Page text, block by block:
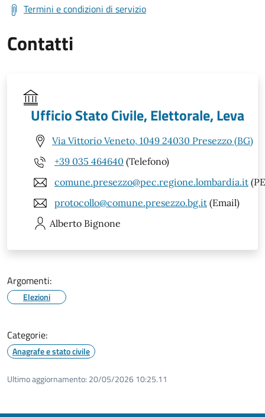
Termini e condizioni di servizio
Contatti
Ufficio Stato Civile, Elettorale, Leva
Via Vittorio Veneto, 1049 24030 Presezzo (BG)
+39 035 464640 (Telefono)
comune.presezzo@pec.regione.lombardia.it
protocollo@comune.presezzo.bg.it (Email)
Alberto Bignone
Argomenti:
Elezioni
Categorie:
Anagrafe e stato civile
Ultimo aggiornamento: 20/05/2026 10:25.11